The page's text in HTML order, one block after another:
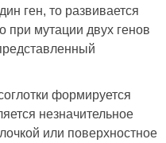
ген, то развивается
при мутации двух генов
формируется
незначительное
или поверхностное